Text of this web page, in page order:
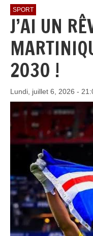
SPORT
J’AI UN
2030 !
Lundi, juillet 6, 2026 -